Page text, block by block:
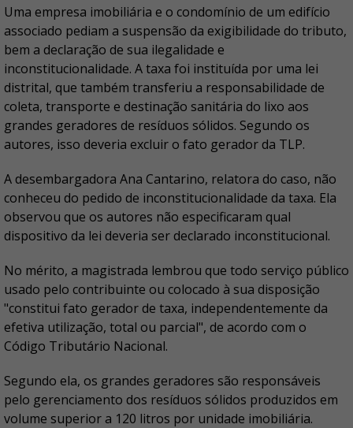
Uma empresa imobiliária e o condomínio de um edifício
associado pediam a suspensão da exigibilidade do tributo,
bem a declaração de sua ilegalidade e
inconstitucionalidade. A taxa foi instituída por uma lei
distrital, que também transferiu a responsabilidade de
coleta, transporte e destinação sanitária do lixo aos
grandes geradores de resíduos sólidos. Segundo os
autores, isso deveria excluir o fato gerador da TLP.
A desembargadora Ana Cantarino, relatora do caso, não
conheceu do pedido de inconstitucionalidade da taxa. Ela
observou que os autores não especificaram qual
dispositivo da lei deveria ser declarado inconstitucional.
No mérito, a magistrada lembrou que todo serviço público
usado pelo contribuinte ou colocado à sua disposição
"constitui fato gerador de taxa, independentemente da
efetiva utilização, total ou parcial", de acordo com o
Código Tributário Nacional.
Segundo ela, os grandes geradores são responsáveis
pelo gerenciamento dos resíduos sólidos produzidos em
volume superior a 120 litros por unidade imobiliária.